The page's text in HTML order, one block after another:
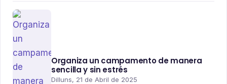
Organiza un campamento de manera
sencilla y sin estrés
Dilluns, 21 de Abril de 2025